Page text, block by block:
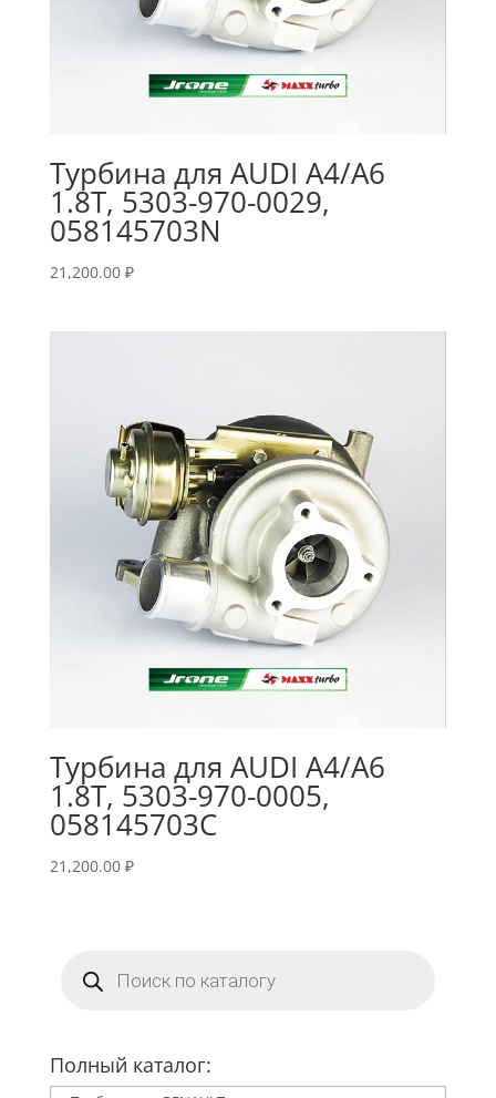
Турбина для AUDI A4/A6
1.8T, 5303-970-0029,
058145703N
21,200.00 ₽
Турбина для AUDI A4/A6
1.8T, 5303-970-0005,
058145703C
21,200.00 ₽
товаров
Полный каталог: